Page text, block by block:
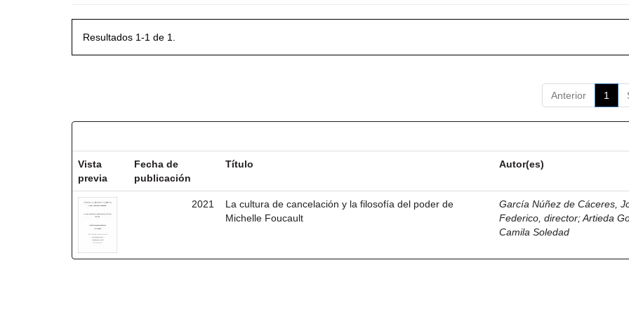
Resultados 1-1 de 1.
Anterior 1
Vista
previa
Fecha de
publicación
Título Autor(es)
2021
La cultura de cancelación y la filosofía del poder de
Michelle Foucault
García Núñez de Cáceres,
Federico, director;Artieda
Camila Soledad